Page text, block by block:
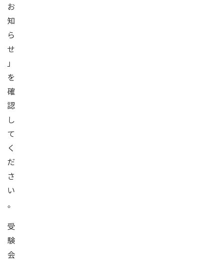
お
知
ら
せ
」
を
確
認
し
て
く
だ
さ
い
。
受
験
会